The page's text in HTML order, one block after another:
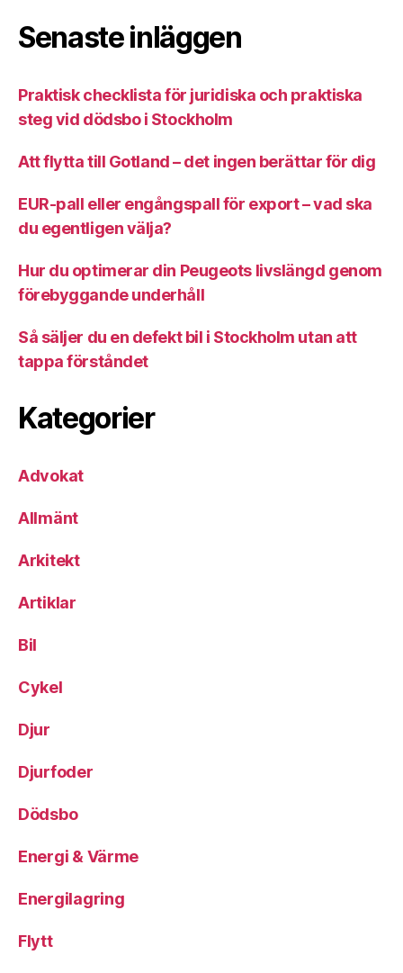
Senaste inläggen
Praktisk checklista för juridiska och praktiska
steg vid dödsbo i Stockholm
Att flytta till Gotland – det ingen berättar för dig
EUR-pall eller engångspall för export – vad ska
du egentligen välja?
Hur du optimerar din Peugeots livslängd genom
förebyggande underhåll
Så säljer du en defekt bil i Stockholm utan att
tappa förståndet
Kategorier
Advokat
Allmänt
Arkitekt
Artiklar
Bil
Cykel
Djur
Djurfoder
Dödsbo
Energi & Värme
Energilagring
Flytt